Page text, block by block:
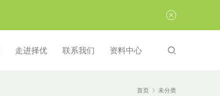
走进择优 联系我们 资料中心
首页 未分类